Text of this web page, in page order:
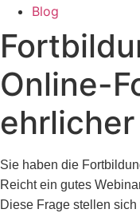
Blog
Online-
Sie haben die
Reicht ein gutes
Diese Frage stellen